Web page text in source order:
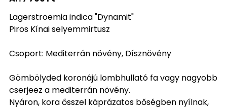
Lagerstroemia indica "Dynamit"
Piros Kínai selyemmirtusz
Csoport: Mediterrán növény, Dísznövény
Gömbölyded koronájú lombhullató fa vagy nagyobb
cserjeez a mediterrán növény.
Nyáron, kora ősszel káprázatos bőségben nyílnak,